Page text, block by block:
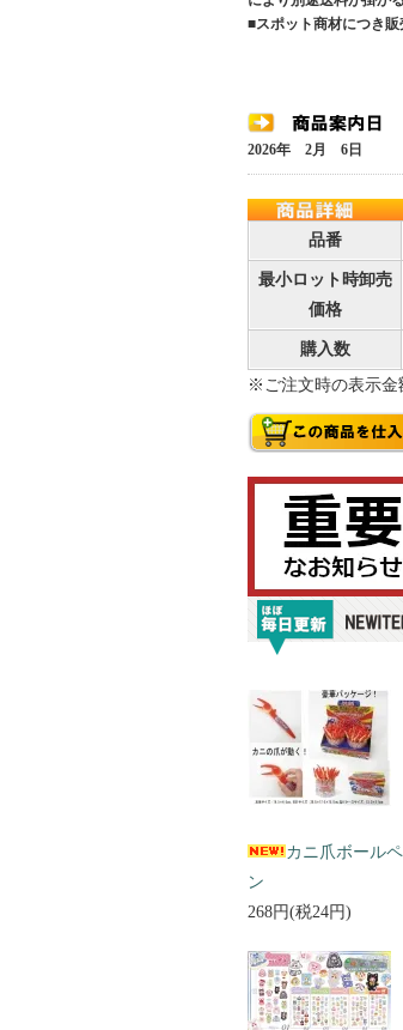
■スポット商材につき
2026年 2月 6日
品番
最小ロット時卸売
価格
購入数
※ご注文時の表示金
カニ爪ボールペ
ン
268円(税24円)